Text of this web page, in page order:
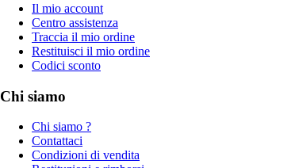
Il mio account
Centro assistenza
Traccia il mio ordine
Restituisci il mio ordine
Codici sconto
Chi siamo
Chi siamo ?
Contattaci
Condizioni di vendita